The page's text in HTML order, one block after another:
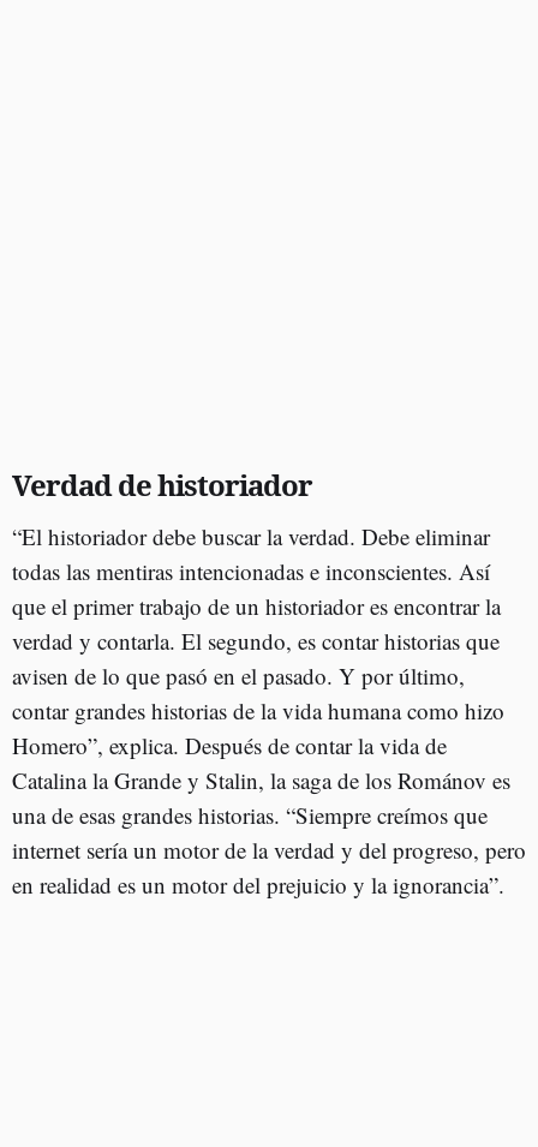
Verdad de historiador
“El historiador debe buscar la verdad. Debe eliminar
todas las mentiras intencionadas e inconscientes. Así
que el primer trabajo de un historiador es encontrar la
verdad y contarla. El segundo, es contar historias que
avisen de lo que pasó en el pasado. Y por último,
contar grandes historias de la vida humana como hizo
Homero”, explica. Después de contar la vida de
Catalina la Grande y Stalin, la saga de los Románov es
una de esas grandes historias. “Siempre creímos que
internet sería un motor de la verdad y del progreso, pero
en realidad es un motor del prejuicio y la ignorancia”.